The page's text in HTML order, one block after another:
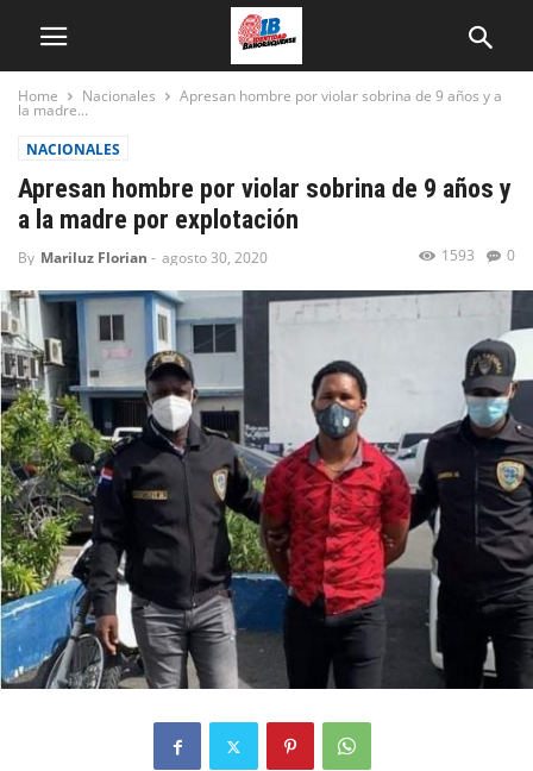
Home Nacionales Apresan hombre por violar sobrina de 9 años y a
la madre...
NACIONALES
Apresan hombre por violar sobrina de 9 años y
a la madre por explotación
By Mariluz Florian - agosto 30, 2020 0
1593